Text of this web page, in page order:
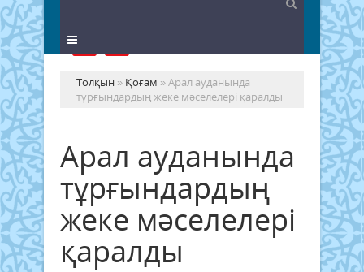
Толқын » Қоғам » Арал ауданында
тұрғындардың жеке мәселелері қаралды
Арал ауданында
тұрғындардың
жеке мәселелері
қаралды